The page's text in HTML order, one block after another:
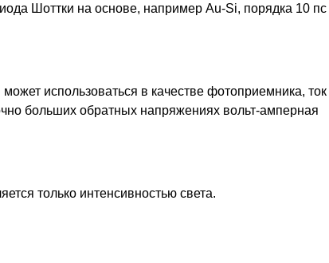
Шоттки на основе, например Au-Si, порядка 10 пс
использоваться в качестве фотоприемника, ток
больших обратных напряжениях вольт-амперная
только интенсивностью света.